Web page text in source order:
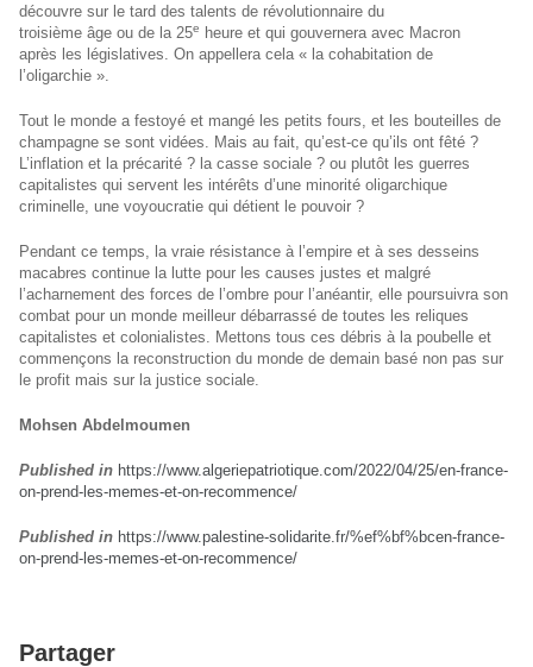
découvre sur le tard des talents de révolutionnaire du
troisième âge ou de la 25e heure et qui gouvernera avec Macron
après les législatives. On appellera cela « la cohabitation de
l’oligarchie ».
Tout le monde a festoyé et mangé les petits fours, et les bouteilles de
champagne se sont vidées. Mais au fait, qu’est-ce qu’ils ont fêté ?
L’inflation et la précarité ? la casse sociale ? ou plutôt les guerres
capitalistes qui servent les intérêts d’une minorité oligarchique
criminelle, une voyoucratie qui détient le pouvoir ?
Pendant ce temps, la vraie résistance à l’empire et à ses desseins
macabres continue la lutte pour les causes justes et malgré
l’acharnement des forces de l’ombre pour l’anéantir, elle poursuivra son
combat pour un monde meilleur débarrassé de toutes les reliques
capitalistes et colonialistes. Mettons tous ces débris à la poubelle et
commençons la reconstruction du monde de demain basé non pas sur
le profit mais sur la justice sociale.
Mohsen Abdelmoumen
Published in https://www.algeriepatriotique.com/2022/04/25/en-france-
on-prend-les-memes-et-on-recommence/
Published in https://www.palestine-solidarite.fr/%ef%bf%bcen-france-
on-prend-les-memes-et-on-recommence/
Partager